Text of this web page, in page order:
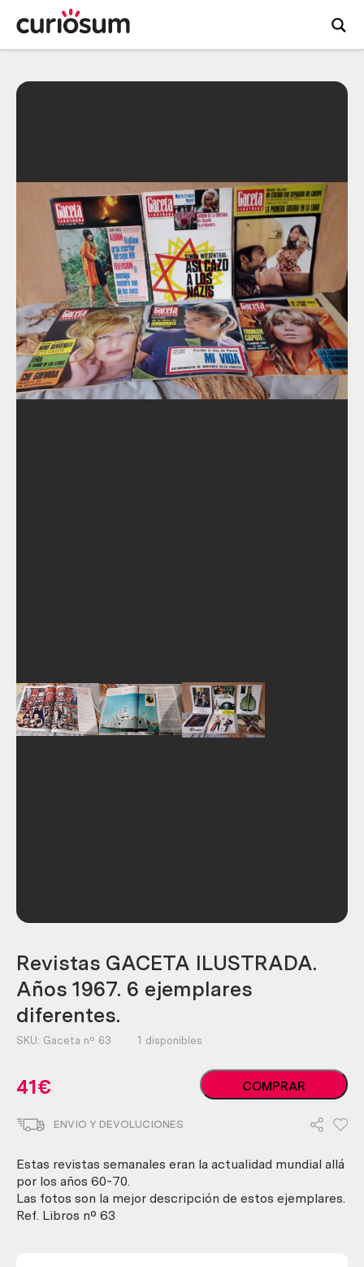
Revistas GACETA ILUSTRADA.
Años 1967. 6 ejemplares
diferentes.
SKU: Gaceta nº 63 1 disponibles
41€
Revistas
GACETA
6
diferentes.
COMPRAR
ENVIO Y DEVOLUCIONES
Estas revistas semanales eran la actualidad mundial allá
por los años 60-70.
Las fotos son la mejor descripción de estos ejemplares.
Ref. Libros nº 63